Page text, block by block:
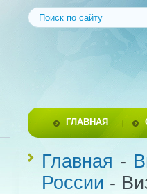
ГЛАВНАЯ
Главная -
России -